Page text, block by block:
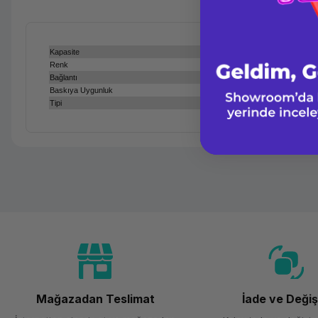
Kapasite
Renk
Bağlantı
Baskıya Uygunluk
Tipi
Mağazadan Teslimat İade ve